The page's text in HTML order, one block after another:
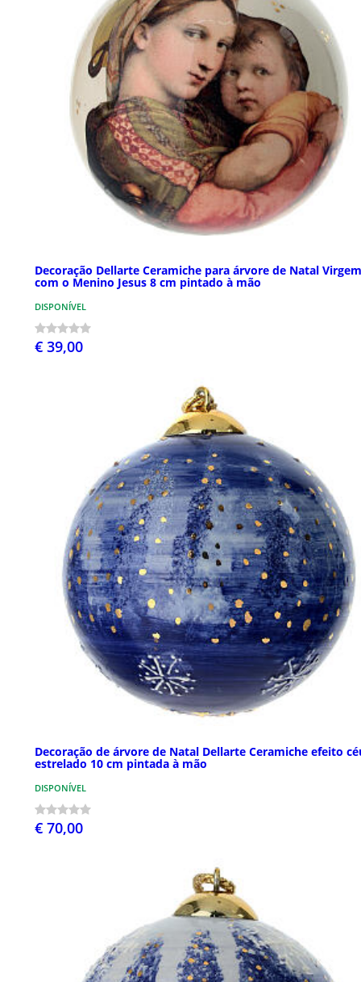
Decoração Dellarte Ceramiche para árvore de Natal Virgem
com o Menino Jesus 8 cm pintado à mão
DISPONÍVEL
€ 39,00
Decoração de árvore de Natal Dellarte Ceramiche efeito
estrelado 10 cm pintada à mão
DISPONÍVEL
€ 70,00